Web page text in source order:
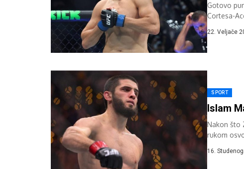
Gotovo
Cortesa-
22. Veljače
SPORT
Islam
Nakon što
rukom
16.